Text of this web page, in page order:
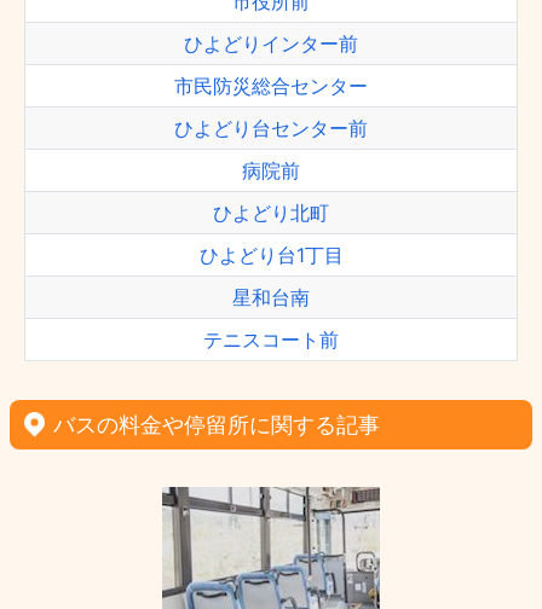
ひよどりインター前
市民防災総合センター
ひよどり台センター前
病院前
ひよどり北町
ひよどり台1丁目
星和台南
テニスコート前
バスの料金や停留所に関する記事